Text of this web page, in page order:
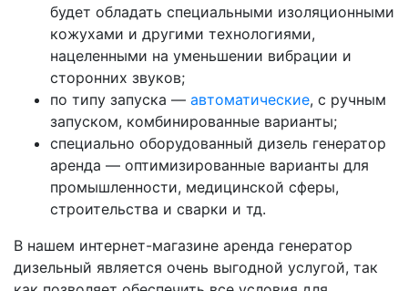
будет обладать специальными изоляционными
кожухами и другими технологиями,
нацеленными на уменьшении вибрации и
сторонних звуков;
по типу запуска — автоматические, с ручным
запуском, комбинированные варианты;
специально оборудованный дизель генератор
аренда — оптимизированные варианты для
промышленности, медицинской сферы,
строительства и сварки и тд.
В нашем интернет-магазине аренда генератор
дизельный является очень выгодной услугой, так